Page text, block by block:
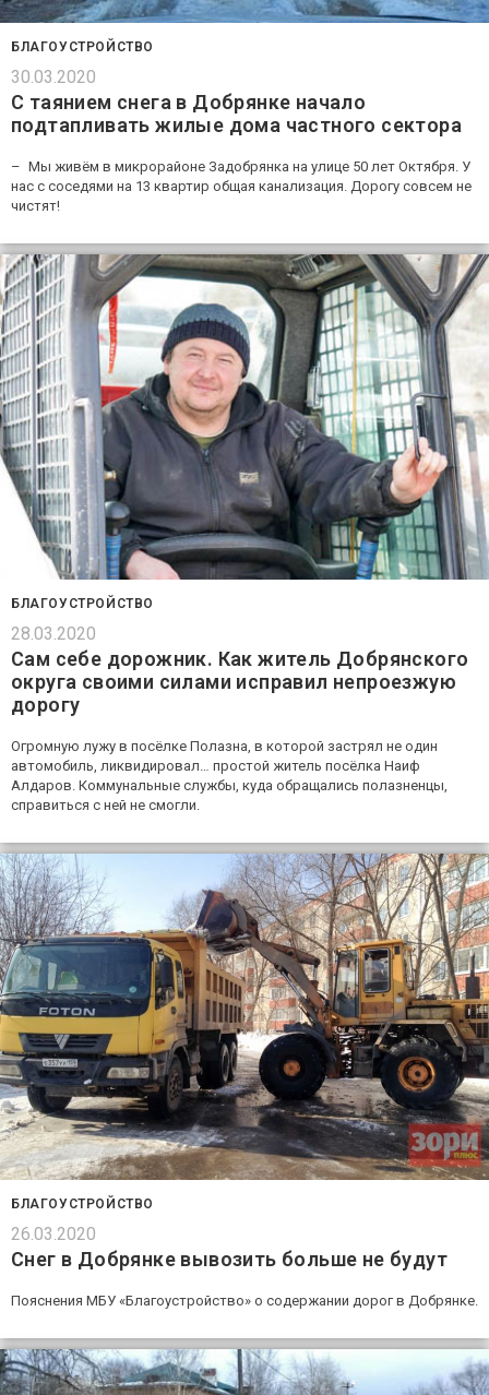
БЛАГОУСТРОЙСТВО
30.03.2020
С таянием снега в Добрянке начало
подтапливать жилые дома частного сектора
– Мы живём в микрорайоне Задобрянка на улице 50 лет Октября. У
нас с соседями на 13 квартир общая канализация. Дорогу совсем не
чистят!
БЛАГОУСТРОЙСТВО
28.03.2020
Сам себе дорожник. Как житель Добрянского
округа своими силами исправил непроезжую
дорогу
Огромную лужу в посёлке Полазна, в которой застрял не один
автомобиль, ликвидировал… простой житель посёлка Наиф
Алдаров. Коммунальные службы, куда обращались полазненцы,
справиться с ней не смогли.
БЛАГОУСТРОЙСТВО
26.03.2020
Снег в Добрянке вывозить больше не будут
Пояснения МБУ «Благоустройство» о содержании дорог в Добрянке.